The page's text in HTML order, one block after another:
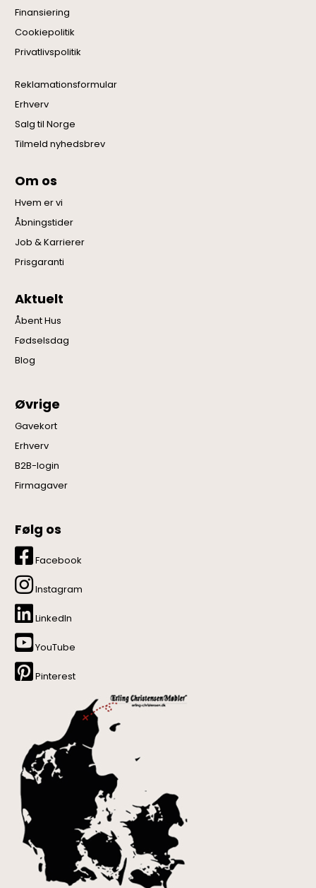
Finansiering
Cookiepolitik
Privatlivspolitik
Reklamationsformular
Erhverv
Salg til Norge
Tilmeld nyhedsbrev
Om os
Hvem er vi
Åbningstider
Job & Karrierer
Prisgaranti
Aktuelt
Åbent Hus
Fødselsdag
Blog
Øvrige
Gavekort
Erhverv
B2B-login
Firmagaver
Følg os
Facebook
Instagram
LinkedIn
YouTube
Pinterest